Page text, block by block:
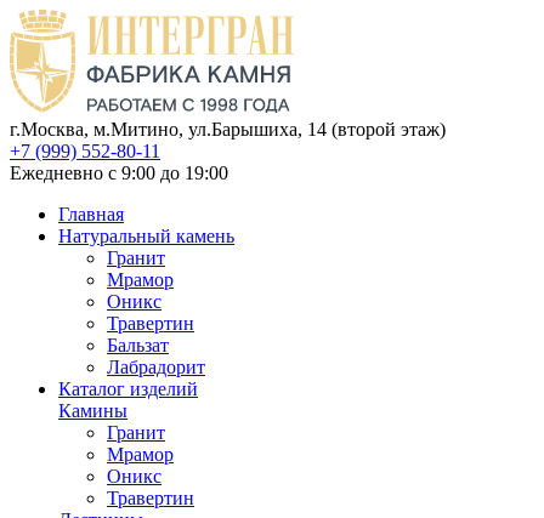
г.Москва, м.Митино, ул.Барышиха, 14 (второй этаж)
+7 (999) 552-80-11
Ежедневно с 9:00 до 19:00
Главная
Натуральный камень
Гранит
Мрамор
Оникс
Травертин
Бальзат
Лабрадорит
Каталог изделий
Камины
Гранит
Мрамор
Оникс
Травертин